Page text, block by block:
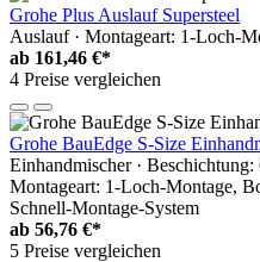
Grohe Plus Auslauf Supersteel
Auslauf · Montageart: 1-Loch-
ab 161,46 €*
4 Preise vergleichen
Grohe BauEdge S-Size
Einhandmischer ·
Montageart: 1-Loch-Montage,
Schnell-Montage-System
ab 56,76 €*
5 Preise vergleichen